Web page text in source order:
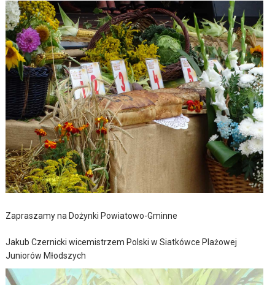
Zapraszamy na Dożynki Powiatowo-Gminne
Jakub Czernicki wicemistrzem Polski w Siatkówce Plażowej
Juniorów Młodszych